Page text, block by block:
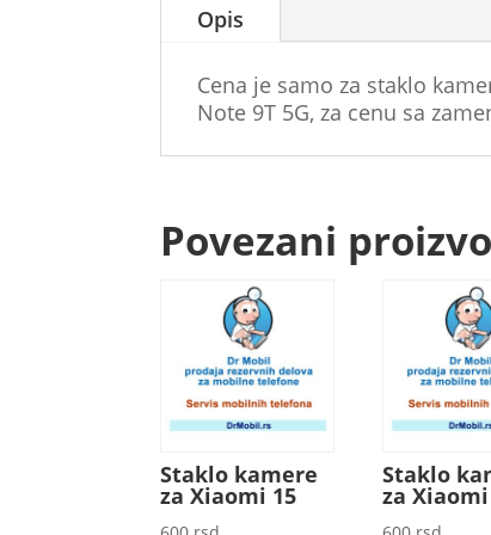
Opis
Cena je samo za staklo
Note 9T 5G, za cenu sa
Povezani
Staklo kamere
za Xiaomi 15
Staklo
za Xiaomi